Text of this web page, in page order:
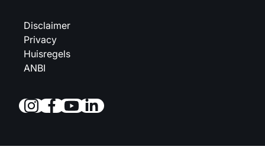
Disclaimer
Privacy
Huisregels
ANBI